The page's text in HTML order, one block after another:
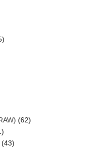
(62)
(43)